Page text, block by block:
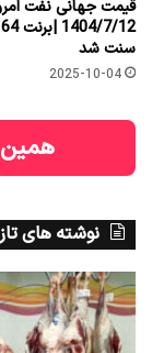
قیمت جهانی نفت
سنت شد
2025-10-04
همین
نوشته های